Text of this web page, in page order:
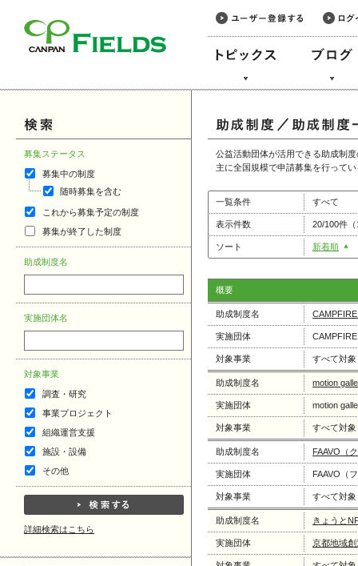
募集ステータス
募集中の制度
随時募集を含む
これから募集予定の制度
募集が終了した制度
助成制度名
実施団体名
対象事業
調査・研究
事業プロジェクト
組織運営支援
施設・設備
その他
詳細検索はこちら
公益活動団体が活用できる助成制
主に全国規模で申請募集を行って
一覧条件 すべて
表示件数 20/100件
ソート 新着順
概要
助成制度名
実施団体
対象事業 すべて対象
助成制度名 motion
実施団体 motion
対象事業 すべて対象
助成制度名 FAAVO（
実施団体 FAAVO（
対象事業 すべて対象
助成制度名 きょうと
実施団体 京都地域